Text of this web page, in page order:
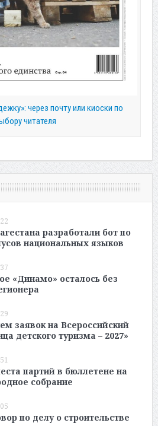
через почту или киоски по
читателя
разработали бот по
национальных языков
«Динамо» осталось без
заявок на Всероссийский
детского туризма – 2027»
партий в бюллетене на
собрание
по делу о строительстве